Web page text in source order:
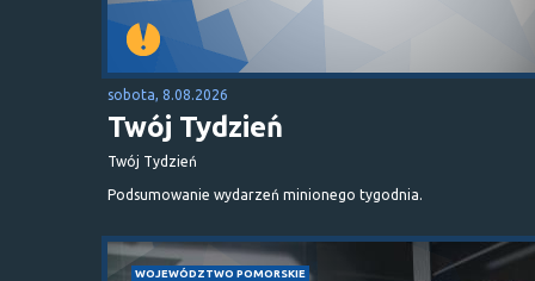
sobota, 8.08.2026
Twój Tydzień
Twój Tydzień
Podsumowanie wydarzeń minionego tygodnia.
WOJEWÓDZTWO POMORSKIE